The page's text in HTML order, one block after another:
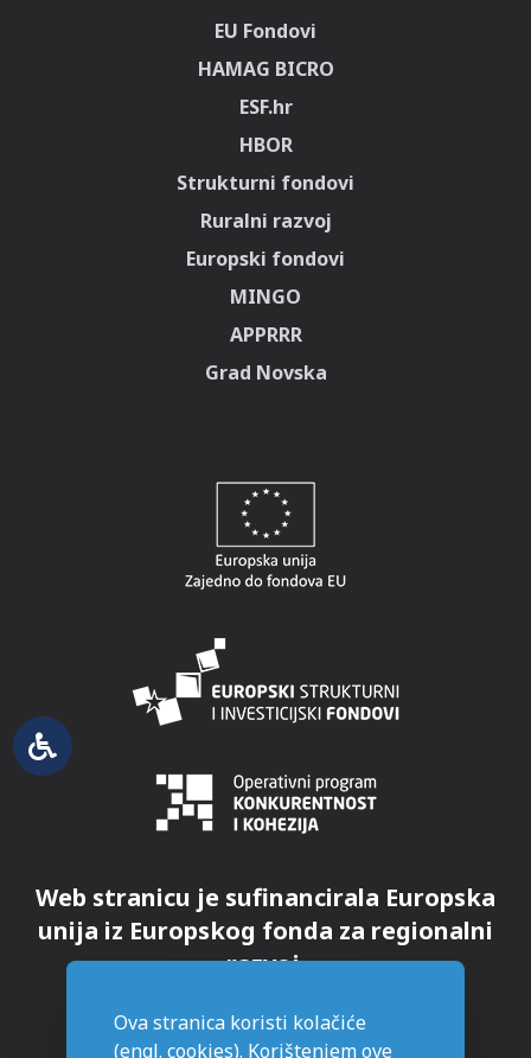
EU Fondovi
HAMAG BICRO
ESF.hr
HBOR
Strukturni fondovi
Ruralni razvoj
Europski fondovi
MINGO
APPRRR
Grad Novska
Web stranicu je sufinancirala Europska
unija iz Europskog fonda za regionalni
razvoj.
Ova stranica koristi kolačiće
(engl. cookies). Korištenjem ove